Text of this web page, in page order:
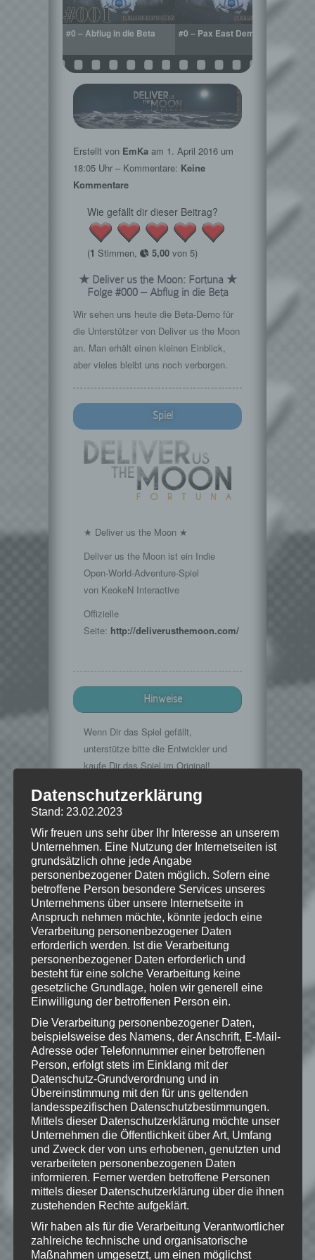
#0 – Abflug in die Beta #0 – Pax East Demo
Erstellt von EmKa am 1. April 2016 um
18:05 Uhr – Kommentare: Keine
Kommentare
Wie gefällt dir dieser Beitrag?
(1 Stimmen, 5,00 von 5)
★ Deliver us the Moon: Fortuna ★
Folge #000 – Abflug in die Beta
Wir sehen uns heute die Beta-Demo für
die Unterstützer von Deliver us the Moon
an. Man erhält einen kleinen Einblick,
aber vieles bleibt uns noch verborgen.
Spiel
★ Deliver us the Moon ★
Deliver us the Moon ist ein Indie
Open-World-Adventure-Spiel
von KeokeN Interactive
Offizielle
Seite: http://deliverusthemoon.com/
Hinweise
Wenn Dir das Spiel gefällt,
unterstütze bitte die Entwickler und
kaufe Dir das Spiel im Original!
Offizielle
Seite:http://deliverusthemoon.com/
© 2016 KeokeN Interactive
Wie gefällt dir dieser Beitrag?
Klicke hier und lasse
eine Bewertung da!
Schreibe einen Kommentar
Deine E-Mail-Adresse wird nicht
veröffentlicht. Erforderliche Felder
sind mit*markiert
Kommentar*
Datenschutzerklärung
Stand: 23.02.2023
Wir freuen uns sehr über Ihr Interesse an unserem
Unternehmen. Eine Nutzung der Internetseiten ist
grundsätzlich ohne jede Angabe
personenbezogener Daten möglich. Sofern eine
betroffene Person besondere Services unseres
Unternehmens über unsere Internetseite in
Anspruch nehmen möchte, könnte jedoch eine
Verarbeitung personenbezogener Daten
erforderlich werden. Ist die Verarbeitung
personenbezogener Daten erforderlich und
besteht für eine solche Verarbeitung keine
gesetzliche Grundlage, holen wir generell eine
Einwilligung der betroffenen Person ein.
Die Verarbeitung personenbezogener Daten,
beispielsweise des Namens, der Anschrift, E-Mail-
Adresse oder Telefonnummer einer betroffenen
Person, erfolgt stets im Einklang mit der
Datenschutz-Grundverordnung und in
Übereinstimmung mit den für uns geltenden
landesspezifischen Datenschutzbestimmungen.
Mittels dieser Datenschutzerklärung möchte unser
Unternehmen die Öffentlichkeit über Art, Umfang
und Zweck der von uns erhobenen, genutzten und
verarbeiteten personenbezogenen Daten
informieren. Ferner werden betroffene Personen
mittels dieser Datenschutzerklärung über die ihnen
zustehenden Rechte aufgeklärt.
Wir haben als für die Verarbeitung Verantwortlicher
zahlreiche technische und organisatorische
Maßnahmen umgesetzt, um einen möglichst